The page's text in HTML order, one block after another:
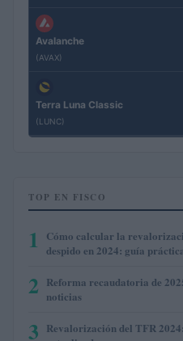
Avalanche
(AVAX)
Terra Luna Classic
(LUNC)
TOP EN FISCO
1
Cómo calcular la
despido en 2024: guía
2 Reforma recaudatoria de
noticias
3 Revalorización del TFR